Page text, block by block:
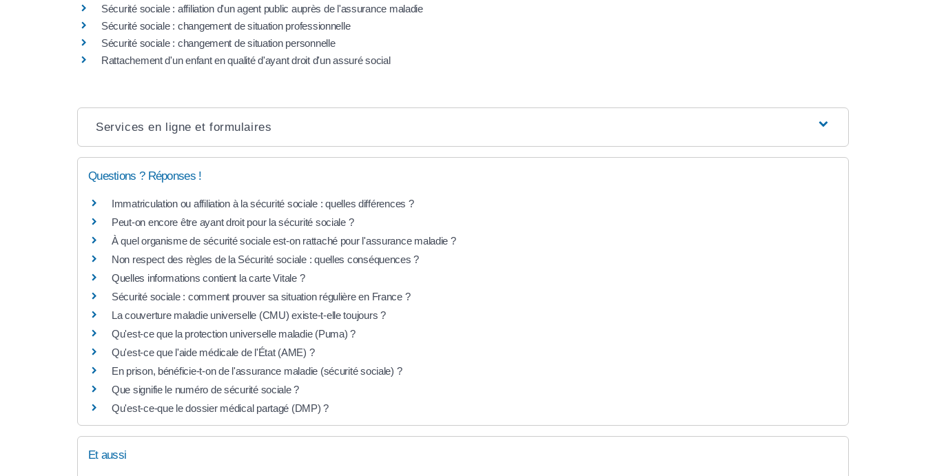
Sécurité sociale : affiliation d'un agent public auprès de l'assurance maladie
Sécurité sociale : changement de situation professionnelle
Sécurité sociale : changement de situation personnelle
Rattachement d'un enfant en qualité d'ayant droit d'un assuré social
Services en ligne et formulaires
Questions ? Réponses !
Immatriculation ou affiliation à la sécurité sociale : quelles différences ?
Peut-on encore être ayant droit pour la sécurité sociale ?
À quel organisme de sécurité sociale est-on rattaché pour l'assurance maladie ?
Non respect des règles de la Sécurité sociale : quelles conséquences ?
Quelles informations contient la carte Vitale ?
Sécurité sociale : comment prouver sa situation régulière en France ?
La couverture maladie universelle (CMU) existe-t-elle toujours ?
Qu'est-ce que la protection universelle maladie (Puma) ?
Qu'est-ce que l'aide médicale de l'État (AME) ?
En prison, bénéficie-t-on de l'assurance maladie (sécurité sociale) ?
Que signifie le numéro de sécurité sociale ?
Qu'est-ce-que le dossier médical partagé (DMP) ?
Et aussi